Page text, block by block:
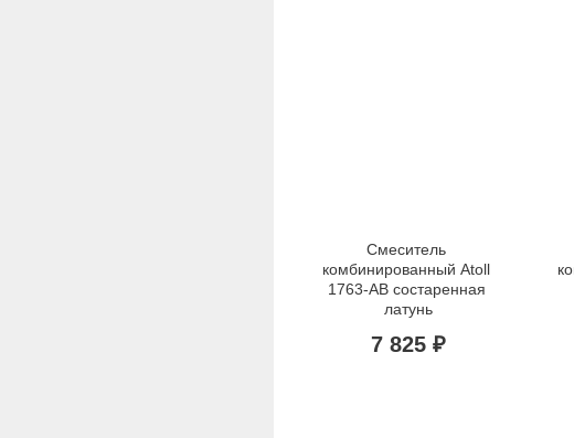
Смеситель
комбинированный Atoll
1763-АВ состаренная
латунь
7 825 ₽